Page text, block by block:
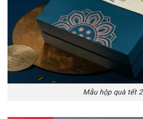
Mẫu hộp quà tết 2